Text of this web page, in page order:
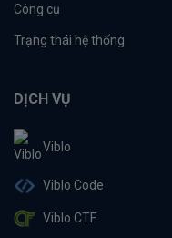
Công cụ
Trạng thái hệ thống
DỊCH VỤ
Viblo
Viblo Code
Viblo CTF